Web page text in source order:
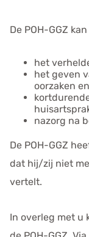
De POH-GGZ
het
het geven
oorzaken
nazorg na
De POH-GGZ
dat hij/zij niet
vertelt.
In overleg met u